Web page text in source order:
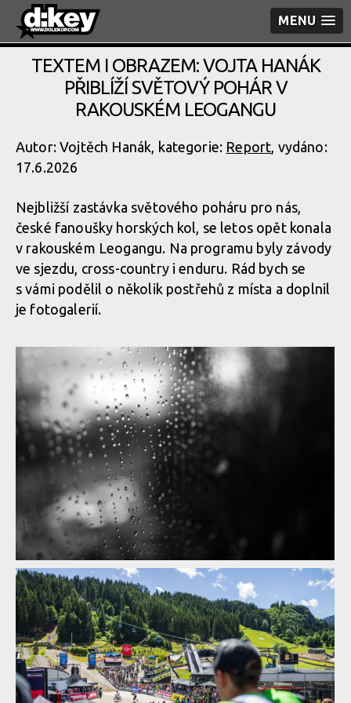
MENU
TEXTEM I OBRAZEM: VOJTA HANÁK
PŘIBLÍŽÍ SVĚTOVÝ POHÁR V
RAKOUSKÉM LEOGANGU
Autor: Vojtěch Hanák, kategorie: Report, vydáno:
17.6.2026
Nejbližší zastávka světového poháru pro nás,
české fanoušky horských kol, se letos opět konala
v rakouském Leogangu. Na programu byly závody
ve sjezdu, cross-country i enduru. Rád bych se
s vámi podělil o několik postřehů z místa a doplnil
je fotogalerií.
Textem i obrazem: Vojta Hanák přiblíží Světový pohár
v rakouském Leogangu
Textem i obrazem: Vojta Hanák přiblíží Světový pohár
v rakouském Leogangu